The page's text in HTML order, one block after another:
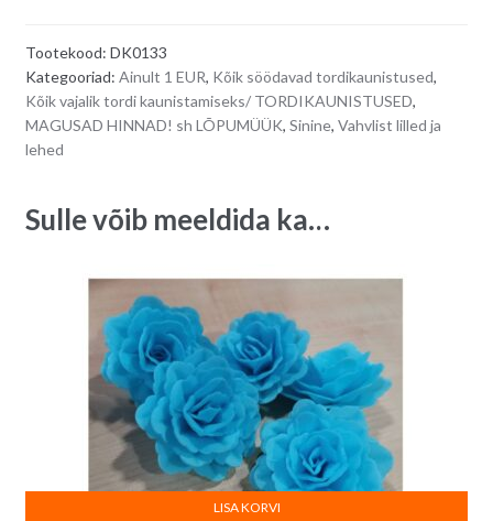
rooside
ja
roheliste
lehtedega
quantity
n
a
e
Tootekood: DK0133
Kategooriad: Ainult 1 EUR, Kõik söödavad tordikaunistused,
Kõik vajalik tordi kaunistamiseks/ TORDIKAUNISTUSED,
MAGUSAD HINNAD! sh LÕPUMÜÜK, Sinine, Vahvlist lilled ja
lehed
Sulle võib meeldida ka…
LISA KORVI